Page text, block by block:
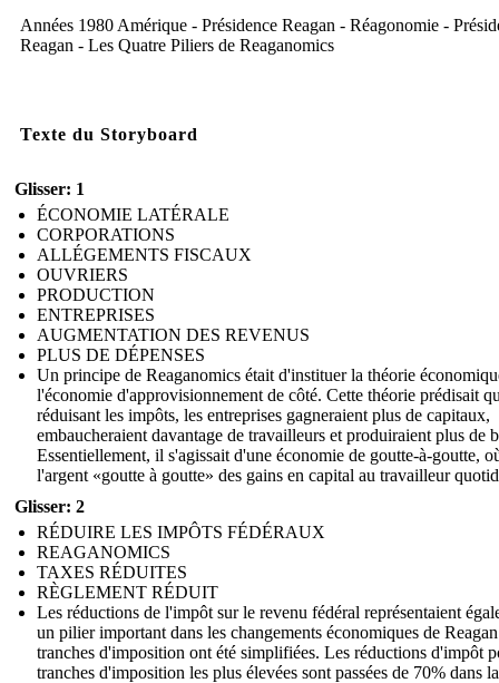
Années 1980 Amérique - Présidence Reagan - Réagonomie -
Reagan - Les Quatre Piliers de Reaganomics
Texte du Storyboard
Glisser: 1
ÉCONOMIE LATÉRALE
CORPORATIONS
ALLÉGEMENTS FISCAUX
OUVRIERS
PRODUCTION
ENTREPRISES
AUGMENTATION DES REVENUS
PLUS DE DÉPENSES
Un principe de Reaganomics était d'instituer la théorie
l'économie d'approvisionnement de côté. Cette théorie prédisait
réduisant les impôts, les entreprises gagneraient plus de capitaux,
embaucheraient davantage de travailleurs et produiraient plus de
Essentiellement, il s'agissait d'une économie de goutte-à-goutte,
l'argent «goutte à goutte» des gains en capital au travailleur
Glisser: 2
RÉDUIRE LES IMPÔTS FÉDÉRAUX
REAGANOMICS
TAXES RÉDUITES
RÈGLEMENT RÉDUIT
Les réductions de l'impôt sur le revenu fédéral représentaient
un pilier important dans les changements économiques de
tranches d'imposition ont été simplifiées. Les réductions d'impôt
tranches d'imposition les plus élevées sont passées de 70% dans la